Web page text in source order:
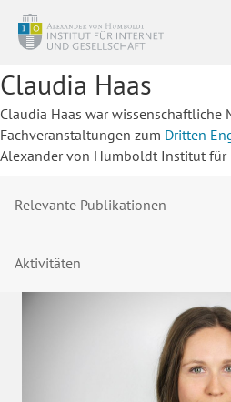
Claudia Haas
Claudia Haas war
Fachveranstaltungen zum Dritten
Alexander von Humboldt Institut für
Relevante Publikationen
Aktivitäten